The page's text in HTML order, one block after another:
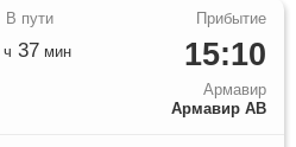
15:10
Армавир
Армавир АВ
ч 37 мин